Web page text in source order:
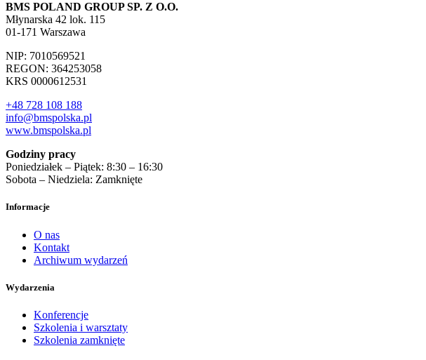
BMS POLAND GROUP SP. Z O.O.
Młynarska 42 lok. 115
01-171 Warszawa
NIP: 7010569521
REGON: 364253058
KRS 0000612531
+48 728 108 188
info@bmspolska.pl
www.bmspolska.pl
Godziny pracy
Poniedziałek – Piątek: 8:30 – 16:30
Sobota – Niedziela: Zamknięte
Informacje
O nas
Kontakt
Archiwum wydarzeń
Wydarzenia
Konferencje
Szkolenia i warsztaty
Szkolenia zamknięte